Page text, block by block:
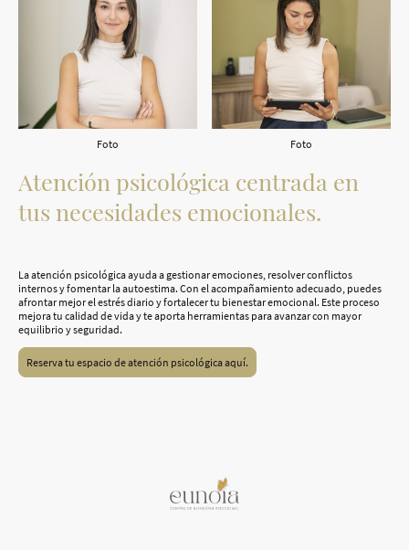
Foto Foto
Atención psicológica centrada en
tus necesidades emocionales.
Reserva tu espacio de atención psicológica aquí.
La atención psicológica ayuda a gestionar emociones, resolver conflictos
internos y fomentar la autoestima. Con el acompañamiento adecuado, puedes
afrontar mejor el estrés diario y fortalecer tu bienestar emocional. Este proceso
mejora tu calidad de vida y te aporta herramientas para avanzar con mayor
equilibrio y seguridad.